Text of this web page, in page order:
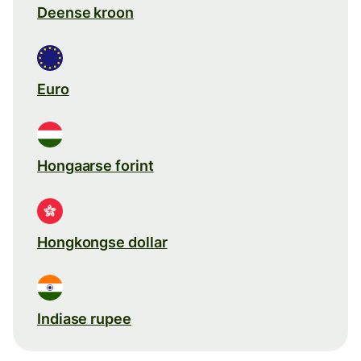
Deense kroon
Euro
Hongaarse forint
Hongkongse dollar
Indiase rupee